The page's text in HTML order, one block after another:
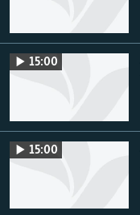
15:00
15:00